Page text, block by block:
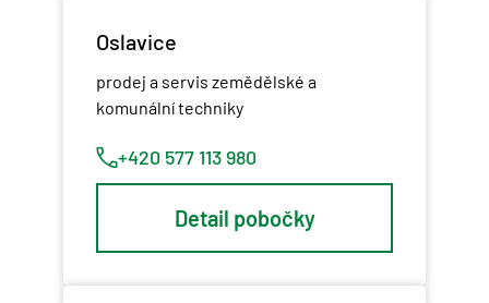
Oslavice
prodej a servis zemědělské a
komunální techniky
+420 577 113 980
Detail pobočky